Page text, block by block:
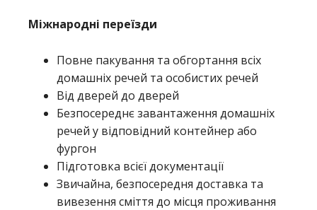
Міжнародні переїзди
Повне пакування та обгортання всіх
домашніх речей та особистих речей
Від дверей до дверей
Безпосереднє завантаження домашніх
речей у відповідний контейнер або
фургон
Підготовка всієї документації
Звичайна, безпосередня доставка та
вивезення сміття до місця проживання